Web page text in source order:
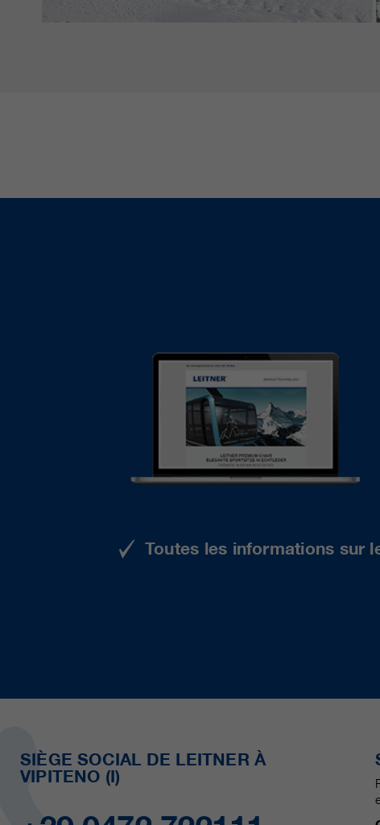
Toutes les informations sur
SIÈGE SOCIAL DE LEITNER À
VIPITENO (I)